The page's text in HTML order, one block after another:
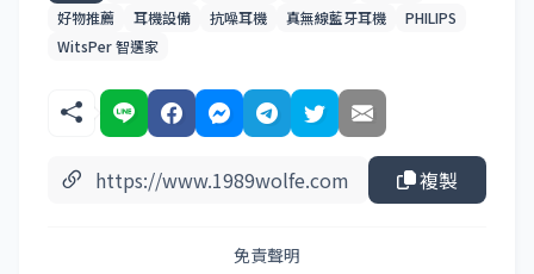
好物推薦
耳機設備 抗噪耳機 真無線藍牙耳機
PHILIPS
WitsPer 智選家
複製
免責聲明